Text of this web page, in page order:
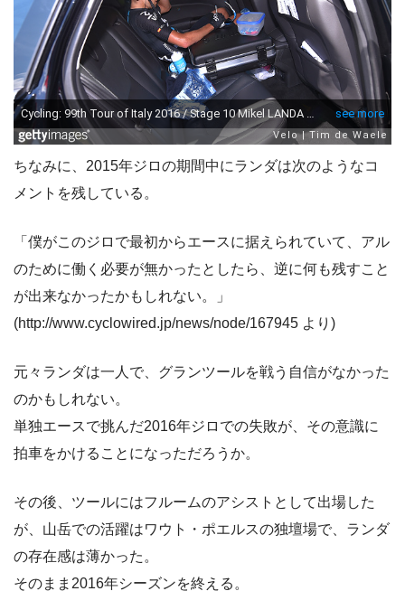
ちなみに、2015年ジロの期間中にランダは次のようなコ
メントを残している。
「僕がこのジロで最初からエースに据えられていて、アル
のために働く必要が無かったとしたら、逆に何も残すこと
が出来なかったかもしれない。」
(http://www.cyclowired.jp/news/node/167945 より)
元々ランダは一人で、グランツールを戦う自信がなかった
のかもしれない。
単独エースで挑んだ2016年ジロでの失敗が、その意識に
拍車をかけることになっただろうか。
その後、ツールにはフルームのアシストとして出場した
が、山岳での活躍はワウト・ポエルスの独壇場で、ランダ
の存在感は薄かった。
そのまま2016年シーズンを終える。